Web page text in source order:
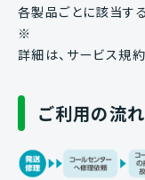
各製品ごとに該当す
※
詳細は、サービス規
ご利用の流れ